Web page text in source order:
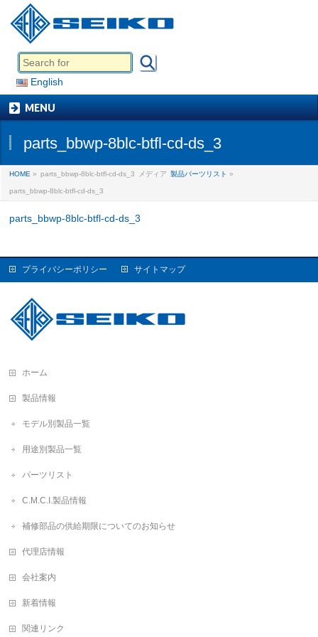
English
MENU
parts_bbwp-8blc-btfl-cd-ds_3
HOME » parts_bbwp-8blc-btfl-cd-ds_3 メディア 製品パーツリスト »
parts_bbwp-8blc-btfl-cd-ds_3
parts_bbwp-8blc-btfl-cd-ds_3
プライバシーポリシー サイトマップ
ホーム
製品情報
モデル別製品一覧
用途別製品一覧
パーツリスト
C.M.C.I.製品情報
補修部品の供給期限についてのお知らせ
代理店情報
会社案内
新着情報
関連リンク